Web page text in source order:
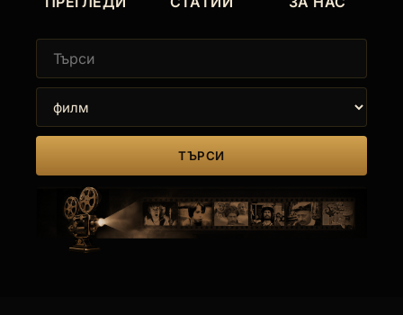
ТЪРСИ